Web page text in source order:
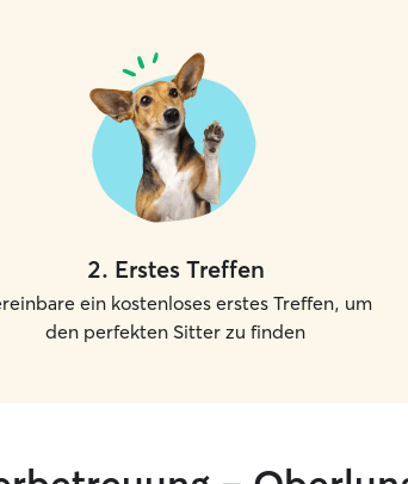
2. Erstes Treffen
ein kostenloses erstes Treffen, um
den perfekten Sitter zu finden